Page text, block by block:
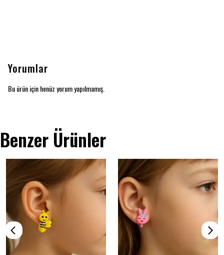
Yorumlar
Bu ürün için henüz yorum yapılmamış.
Benzer Ürünler